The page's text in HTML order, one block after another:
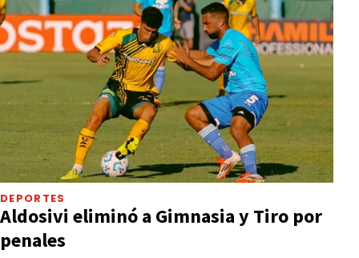
DEPORTES
Aldosivi eliminó a Gimnasia y Tiro por
penales